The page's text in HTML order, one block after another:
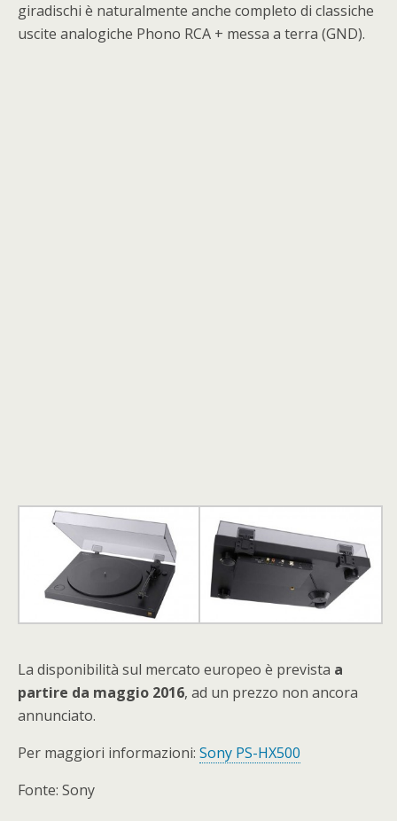
giradischi è naturalmente anche completo di classiche
uscite analogiche Phono RCA + messa a terra (GND).
La disponibilità sul mercato europeo è prevista a
partire da maggio 2016, ad un prezzo non ancora
annunciato.
Per maggiori informazioni: Sony PS-HX500
Fonte: Sony